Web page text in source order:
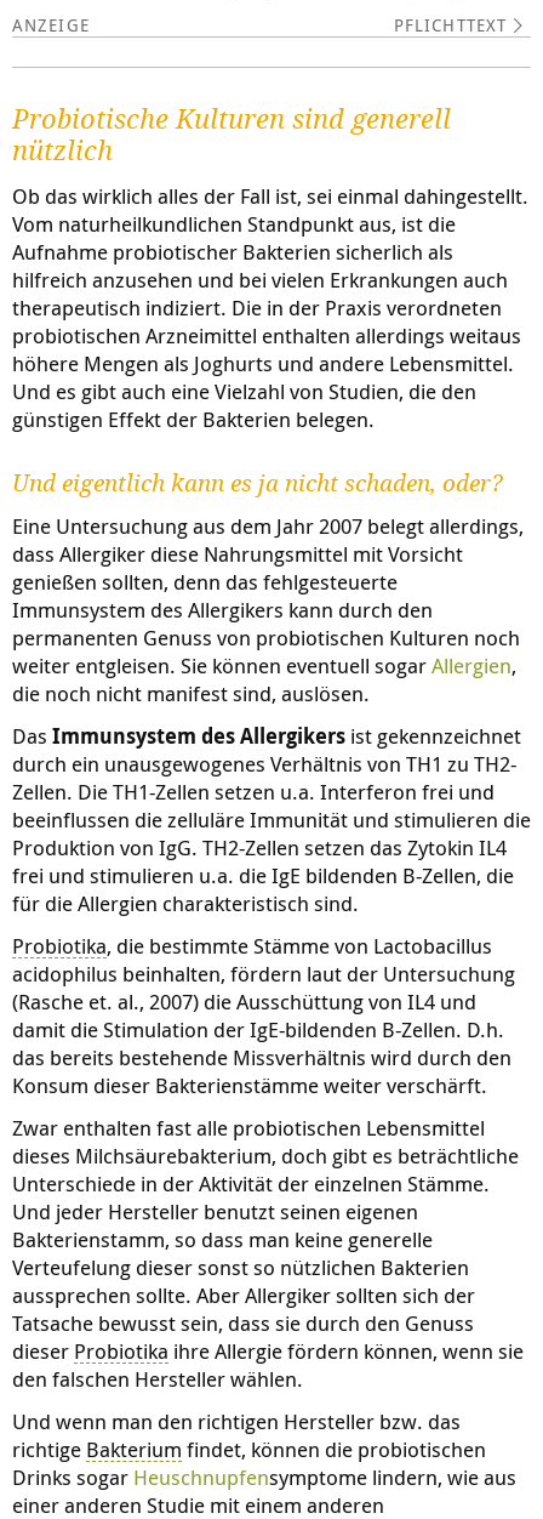
PFLICHTTEXT
Probiotische Kulturen sind generell
nützlich
Ob das wirklich alles der Fall ist, sei einmal dahingestellt.
Vom naturheilkundlichen Standpunkt aus, ist die
Aufnahme probiotischer Bakterien sicherlich als
hilfreich anzusehen und bei vielen Erkrankungen auch
therapeutisch indiziert. Die in der Praxis verordneten
probiotischen Arzneimittel enthalten allerdings weitaus
höhere Mengen als Joghurts und andere Lebensmittel.
Und es gibt auch eine Vielzahl von Studien, die den
günstigen Effekt der Bakterien belegen.
Und eigentlich kann es ja nicht schaden, oder?
Eine Untersuchung aus dem Jahr 2007 belegt allerdings,
dass Allergiker diese Nahrungsmittel mit Vorsicht
genießen sollten, denn das fehlgesteuerte
Immunsystem des Allergikers kann durch den
permanenten Genuss von probiotischen Kulturen noch
weiter entgleisen. Sie können eventuell sogarAllergien,
die noch nicht manifest sind, auslösen.
Das Immunsystem des Allergikers ist gekennzeichnet
durch ein unausgewogenes Verhältnis von TH1 zu TH2-
Zellen. Die TH1-Zellen setzen u.a. Interferon frei und
beeinflussen die zelluläre Immunität und stimulieren die
Produktion von IgG. TH2-Zellen setzen das Zytokin IL4
frei und stimulieren u.a. die IgE bildenden B-Zellen, die
für die Allergien charakteristisch sind.
Probiotika, die bestimmte Stämme von Lactobacillus
acidophilus beinhalten, fördern laut der Untersuchung
(Rasche et. al., 2007) die Ausschüttung von IL4 und
damit die Stimulation der IgE-bildenden B-Zellen. D.h.
das bereits bestehende Missverhältnis wird durch den
Konsum dieser Bakterienstämme weiter verschärft.
Zwar enthalten fast alle probiotischen Lebensmittel
dieses Milchsäurebakterium, doch gibt es beträchtliche
Unterschiede in der Aktivität der einzelnen Stämme.
Und jeder Hersteller benutzt seinen eigenen
Bakterienstamm, so dass man keine generelle
Verteufelung dieser sonst so nützlichen Bakterien
aussprechen sollte. Aber Allergiker sollten sich der
Tatsache bewusst sein, dass sie durch den Genuss
dieser Probiotika ihre Allergie fördern können, wenn sie
den falschen Hersteller wählen.
Und wenn man den richtigen Hersteller bzw. das
richtige Bakterium findet, können die probiotischen
Drinks sogar Heuschnupfensymptome lindern, wie aus
einer anderen Studie mit einem anderen